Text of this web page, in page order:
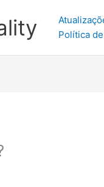
Política